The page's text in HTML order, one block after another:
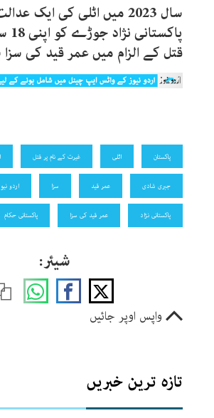
سال 2023 میں اٹلی کی ایک
قتل کے الزام میں عمر قید کی
پاکستان اٹلی غیرت کے نام پر قتل
جبری شادی عمر قید سزا اردو
پاکستانی نژاد عمر قید کی سزا پاکستانی حکام
شیئر:
واپس اوپر جائیں
تازہ ترین خبریں